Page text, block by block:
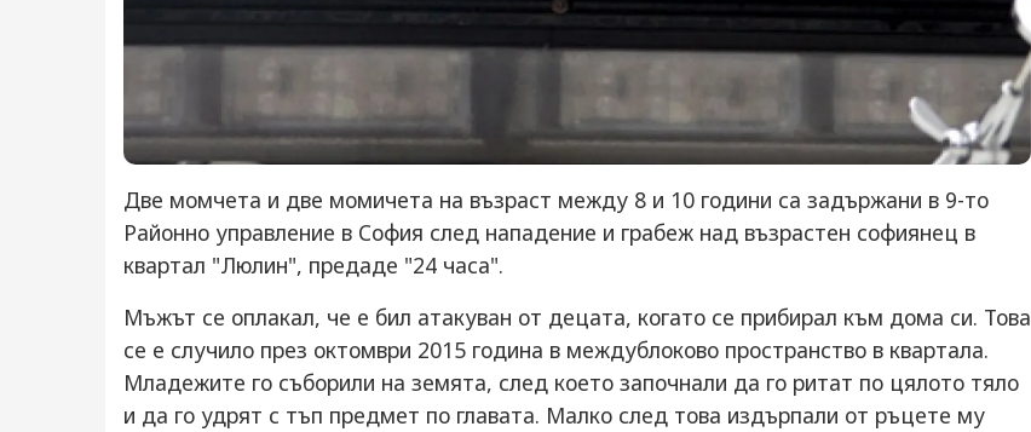
Две момчета и две момичета на възраст между 8 и 10 години са задържани в 9-то
Районно управление в София след нападение и грабеж над възрастен софиянец в
квартал "Люлин", предаде "24 часа".
Мъжът се оплакал, че е бил атакуван от децата, когато се прибирал към дома си. Това
се е случило през октомври 2015 година в междублоково пространство в квартала.
Младежите го съборили на земята, след което започнали да го ритат по цялото тяло
и да го удрят с тъп предмет по главата. Малко след това издърпали от ръцете му